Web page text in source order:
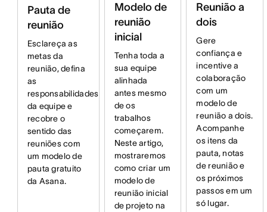
Pauta de
reunião
Esclareça as
metas da
reunião, defina
as
responsabilidades
da equipe e
recobre o
sentido das
reuniões com
um modelo de
pauta gratuito
da Asana.
Modelo de
reunião
inicial
Tenha toda a
sua equipe
alinhada
antes mesmo
de os
trabalhos
começarem.
Neste artigo,
mostraremos
como criar um
modelo de
reunião inicial
de projeto na
Reunião a
dois
Gere
confiança e
incentive a
colaboração
com um
modelo de
reunião a dois.
Acompanhe
os itens da
pauta, notas
de reunião e
os próximos
passos em um
só lugar.